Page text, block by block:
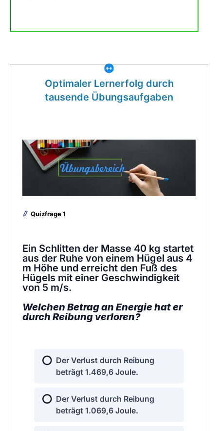
Optimaler Lernerfolg durch
tausende Übungsaufgaben
Quizfrage 1